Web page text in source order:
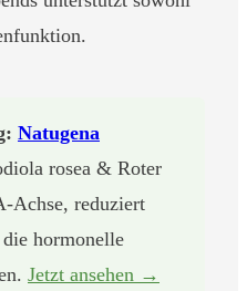
Natugena
rosea & Roter
Achse, reduziert
hormonelle
Jetzt ansehen →